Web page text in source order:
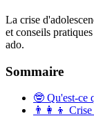
La crise
et conseils
ado.
Sommaire
🤓 Qu'est-ce
👨‍👩‍👦 Crise